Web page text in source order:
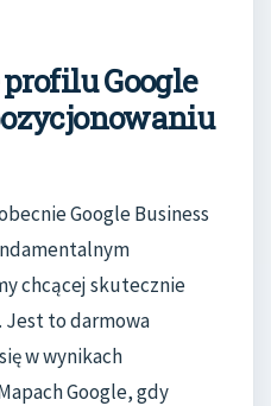
Google
Google Business
chcącej skutecznie
Jest to darmowa
w wynikach
Google, gdy